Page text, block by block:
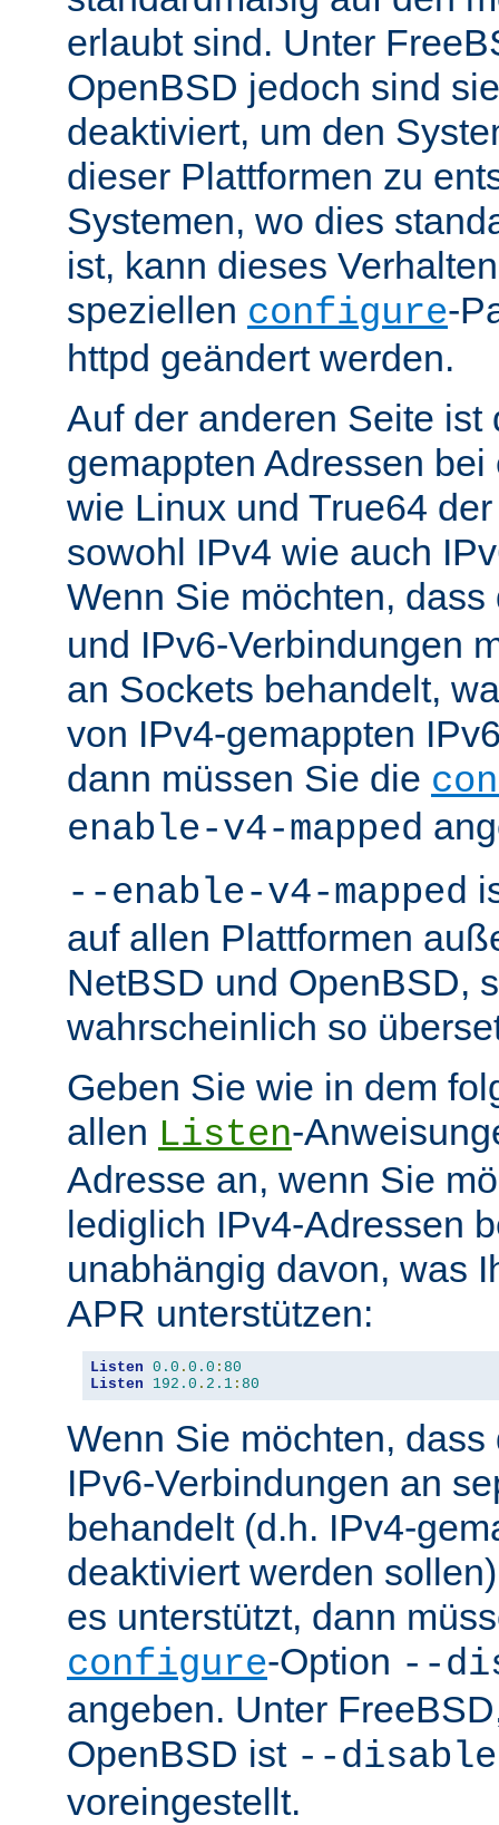
erlaubt sind. Unter
OpenBSD jedoch sind
deaktiviert, um den
dieser Plattformen zu
Systemen, wo dies
ist, kann dieses
speziellen configure-
httpd geändert werden.
Auf der anderen Seite ist
gemappten Adressen
wie Linux und True64
sowohl IPv4 wie auch
Wenn Sie möchten,
und IPv6-Verbindungen
an Sockets behandelt,
von IPv4-gemappten
dann müssen Sie die
enable-v4-mapped
--enable-v4-mapped
auf allen Plattformen
NetBSD und OpenBSD,
wahrscheinlich so
Geben Sie wie in dem
allen Listen-
Adresse an, wenn Sie
lediglich IPv4-Adressen
unabhängig davon, was
APR unterstützen:
Listen 0.0 . 0.0 : 80
Listen
192.0 . 2.1 : 80
Wenn Sie möchten,
IPv6-Verbindungen an
behandelt (d.h. IPv4-
deaktiviert werden
es unterstützt, dann
configure-Option --
angeben. Unter
OpenBSD ist --
voreingestellt.